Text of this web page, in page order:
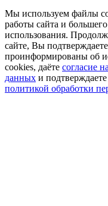
Мы используем файлы
работы сайта и большего
использования.
сайте, Вы
проинформированы об
cookies, даёте согласие
данных и
политикой обработки